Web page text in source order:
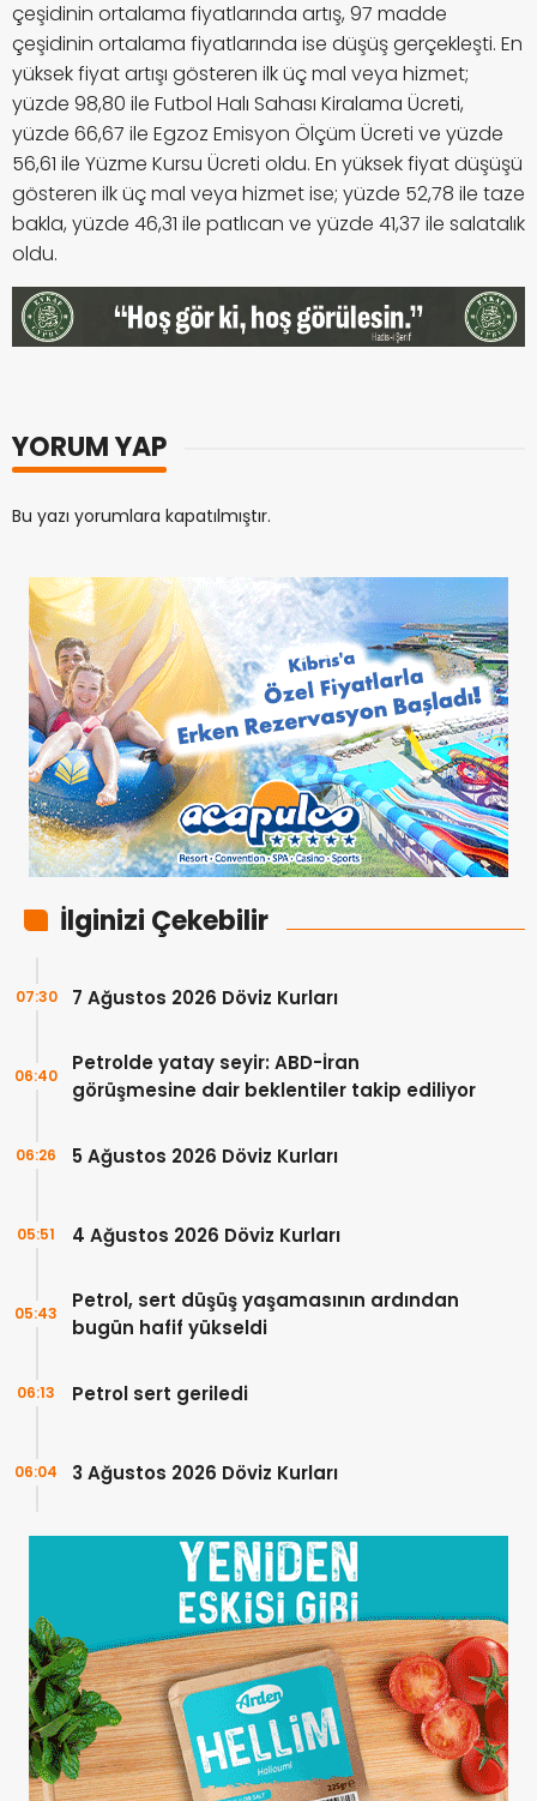
çeşidinin ortalama fiyatlarında artış, 97 madde
çeşidinin ortalama fiyatlarında ise düşüş gerçekleşti. En
yüksek fiyat artışı gösteren ilk üç mal veya hizmet;
yüzde 98,80 ile Futbol Halı Sahası Kiralama Ücreti,
yüzde 66,67 ile Egzoz Emisyon Ölçüm Ücreti ve yüzde
56,61 ile Yüzme Kursu Ücreti oldu. En yüksek fiyat düşüşü
gösteren ilk üç mal veya hizmet ise; yüzde 52,78 ile taze
bakla, yüzde 46,31 ile patlıcan ve yüzde 41,37 ile salatalık
oldu.
YORUM YAP
Bu yazı yorumlara kapatılmıştır.
İlginizi Çekebilir
7 Ağustos 2026 Döviz Kurları
07:30
Petrolde yatay seyir: ABD-İran
görüşmesine dair beklentiler takip ediliyor
06:40
5 Ağustos 2026 Döviz Kurları
06:26
4 Ağustos 2026 Döviz Kurları
05:51
Petrol, sert düşüş yaşamasının ardından
bugün hafif yükseldi
05:43
Petrol sert geriledi
06:13
3 Ağustos 2026 Döviz Kurları
06:04